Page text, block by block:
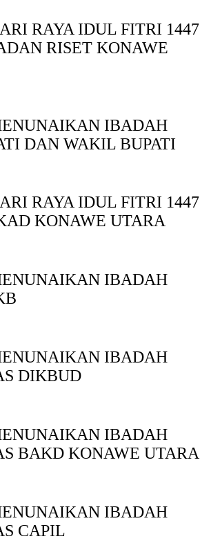
RAYA IDUL FITRI 1447
RISET KONAWE
IBADAH
DAN WAKIL BUPATI
RAYA IDUL FITRI 1447
KONAWE UTARA
IBADAH
IBADAH
DIKBUD
IBADAH
BAKD KONAWE UTARA
IBADAH
CAPIL